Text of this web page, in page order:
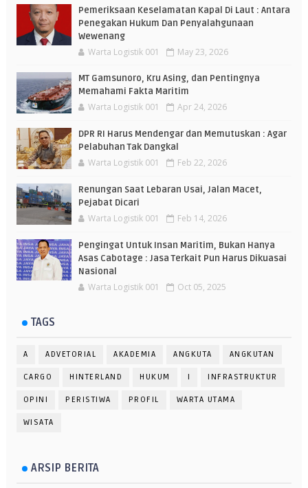
Pemeriksaan Keselamatan Kapal Di Laut : Antara
Penegakan Hukum Dan Penyalahgunaan
Wewenang
Warta Logistik 001 May 23, 2026
MT Gamsunoro, Kru Asing, dan Pentingnya
Memahami Fakta Maritim
Warta Logistik 001 Apr 24, 2026
DPR RI Harus Mendengar dan Memutuskan : Agar
Pelabuhan Tak Dangkal
Warta Logistik 001 Feb 22, 2026
Renungan Saat Lebaran Usai, Jalan Macet,
Pejabat Dicari
Warta Logistik 001 Feb 14, 2026
Pengingat Untuk Insan Maritim, Bukan Hanya
Asas Cabotage : Jasa Terkait Pun Harus Dikuasai
Nasional
Warta Logistik 001 Oct 05, 2025
TAGS
A ADVETORIAL AKADEMIA ANGKUTA ANGKUTAN
CARGO HINTERLAND HUKUM I INFRASTRUKTUR
OPINI PERISTIWA PROFIL WARTA UTAMA
WISATA
ARSIP BERITA